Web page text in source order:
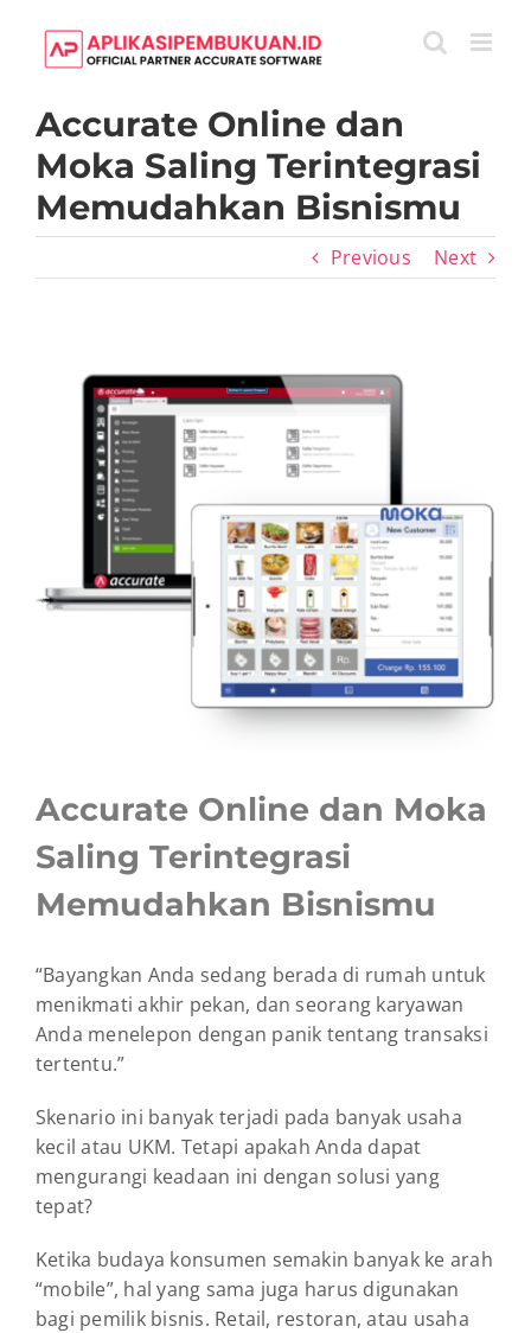
content
Accurate Online dan
Moka Saling Terintegrasi
Memudahkan Bisnismu
Previous Next
Larger
Accurate Online dan Moka
Saling Terintegrasi
Memudahkan Bisnismu
“Bayangkan Anda sedang berada di rumah untuk
menikmati akhir pekan, dan seorang karyawan
Anda menelepon dengan panik tentang transaksi
tertentu.”
Skenario ini banyak terjadi pada banyak usaha
kecil atau UKM. Tetapi apakah Anda dapat
mengurangi keadaan ini dengan solusi yang
tepat?
Ketika budaya konsumen semakin banyak ke arah
“mobile”, hal yang sama juga harus digunakan
bagi pemilik bisnis. Retail, restoran, atau usaha